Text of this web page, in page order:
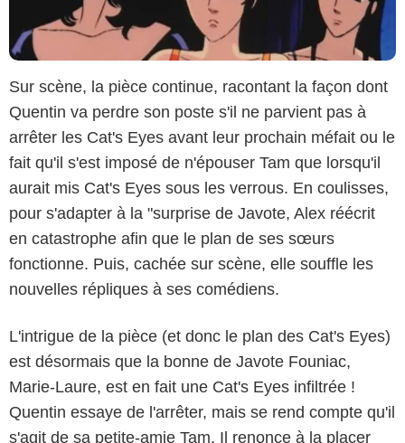
Sur scène, la pièce continue, racontant la façon dont
Quentin va perdre son poste s'il ne parvient pas à
arrêter les Cat's Eyes avant leur prochain méfait ou le
fait qu'il s'est imposé de n'épouser Tam que lorsqu'il
aurait mis Cat's Eyes sous les verrous. En coulisses,
pour s'adapter à la "surprise de Javote, Alex réécrit
en catastrophe afin que le plan de ses sœurs
fonctionne. Puis, cachée sur scène, elle souffle les
nouvelles répliques à ses comédiens.
L'intrigue de la pièce (et donc le plan des Cat's Eyes)
est désormais que la bonne de Javote Founiac,
Marie-Laure, est en fait une Cat's Eyes infiltrée !
Quentin essaye de l'arrêter, mais se rend compte qu'il
s'agit de sa petite-amie Tam. Il renonce à la placer